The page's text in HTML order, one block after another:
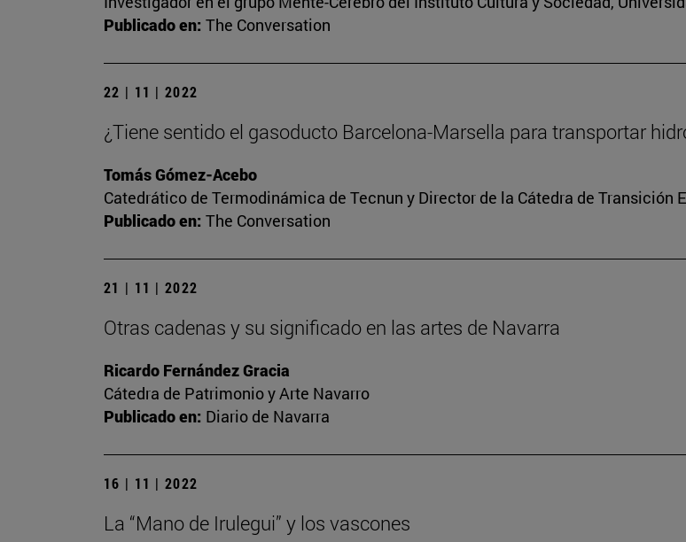
Publicado en: The Conversation
22 | 11 | 2022
¿Tiene sentido el gasoducto Barcelona-Marsella para transportar
Tomás Gómez-Acebo
Catedrático de Termodinámica de Tecnun y Director de la Cátedra de Transición
Publicado en: The Conversation
21 | 11 | 2022
Otras cadenas y su significado en las artes de Navarra
Ricardo Fernández Gracia
Cátedra de Patrimonio y Arte Navarro
Publicado en: Diario de Navarra
16 | 11 | 2022
La “Mano de Irulegui” y los vascones